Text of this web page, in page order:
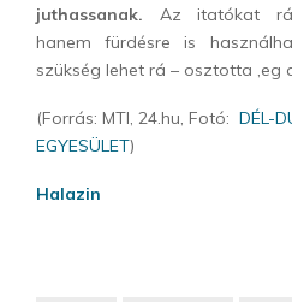
juthassanak. Az itatókat
hanem fürdésre is
szükség lehet rá – osztotta ,eg
(Forrás: MTI, 24.hu, Fotó: DÉL-
EGYESÜLET)
Halazin